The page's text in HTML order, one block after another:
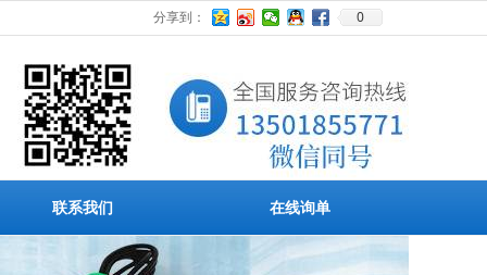
分享到： 0
联系我们 在线询单